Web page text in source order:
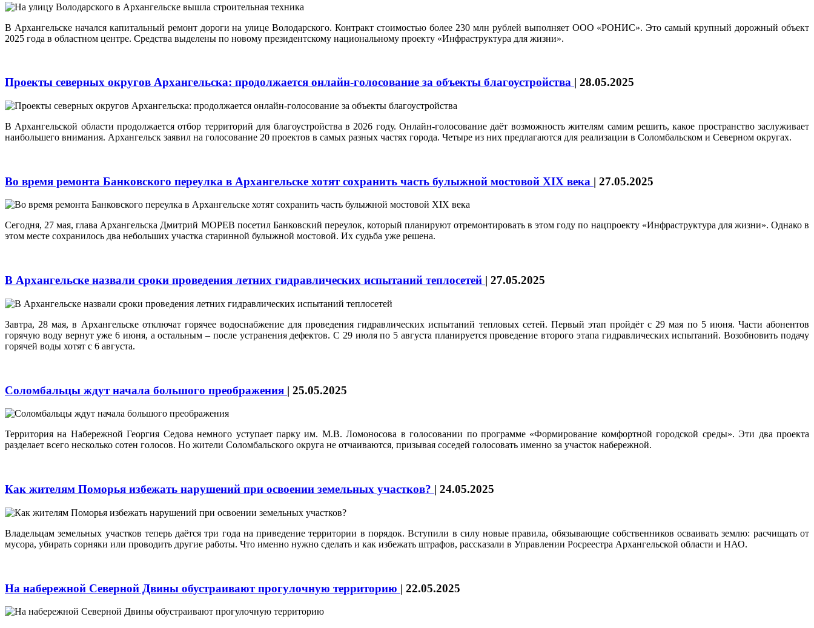
В Архангельске начался капитальный ремонт дороги на улице Володарского. Контракт стоимостью более 230 млн рублей выполняет ООО «РОНИС». Это самый крупный дорожный объект
2025 года в областном центре. Средства выделены по новому президентскому национальному проекту «Инфраструктура для жизни».
Проекты северных округов Архангельска: продолжается онлайн-голосование за объекты благоустройства | 28.05.2025
В Архангельской области продолжается отбор территорий для благоустройства в 2026 году. Онлайн-голосование даёт возможность жителям самим решить, какое пространство заслуживает
наибольшего внимания. Архангельск заявил на голосование 20 проектов в самых разных частях города. Четыре из них предлагаются для реализации в Соломбальском и Северном округах.
Во время ремонта Банковского переулка в Архангельске хотят сохранить часть булыжной мостовой XIX века | 27.05.2025
Сегодня, 27 мая, глава Архангельска Дмитрий МОРЕВ посетил Банковский переулок, который планируют отремонтировать в этом году по нацпроекту «Инфраструктура для жизни». Однако в
этом месте сохранилось два небольших участка старинной булыжной мостовой. Их судьба уже решена.
В Архангельске назвали сроки проведения летних гидравлических испытаний теплосетей | 27.05.2025
Завтра, 28 мая, в Архангельске отключат горячее водоснабжение для проведения гидравлических испытаний тепловых сетей. Первый этап пройдёт с 29 мая по 5 июня. Части абонентов
горячую воду вернут уже 6 июня, а остальным – после устранения дефектов. С 29 июля по 5 августа планируется проведение второго этапа гидравлических испытаний. Возобновить подачу
горячей воды хотят с 6 августа.
Соломбальцы ждут начала большого преображения | 25.05.2025
Территория на Набережной Георгия Седова немного уступает парку им. М.В. Ломоносова в голосовании по программе «Формирование комфортной городской среды». Эти два проекта
разделает всего несколько сотен голосов. Но жители Соломбальского округа не отчаиваются, призывая соседей голосовать именно за участок набережной.
Как жителям Поморья избежать нарушений при освоении земельных участков? | 24.05.2025
Владельцам земельных участков теперь даётся три года на приведение территории в порядок. Вступили в силу новые правила, обязывающие собственников осваивать землю: расчищать от
мусора, убирать сорняки или проводить другие работы. Что именно нужно сделать и как избежать штрафов, рассказали в Управлении Росреестра Архангельской области и НАО.
На набережной Северной Двины обустраивают прогулочную территорию | 22.05.2025